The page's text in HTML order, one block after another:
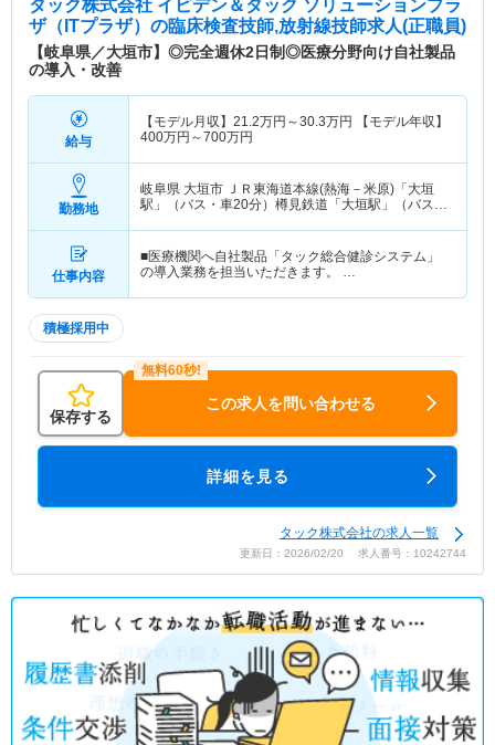
タック株式会社 イビデン＆タック ソリューションプラ
ザ（ITプラザ） の臨床検査技師,放射線技師求人(正職員)
【岐阜県／大垣市】◎完全週休2日制◎医療分野向け自社製品
の導入・改善
給与
【モデル月収】 21.2万円～30.3万円
【モデル年収】
400万円～700万円
勤務地
岐阜県 大垣市 ＪＲ東海道本線(熱海－米原)「大垣
駅」（バス・車20分）樽見鉄道「大垣駅」（バス・
仕事内容
■医療機関へ自社製品「タック総合健診システム」
の導入業務を担当いただきます。 …
積極採用中
保存する
この求人を問い合わせる
詳細を見る
タック株式会社の求人一覧
更新日：2026/02/20 求人番号：10242744